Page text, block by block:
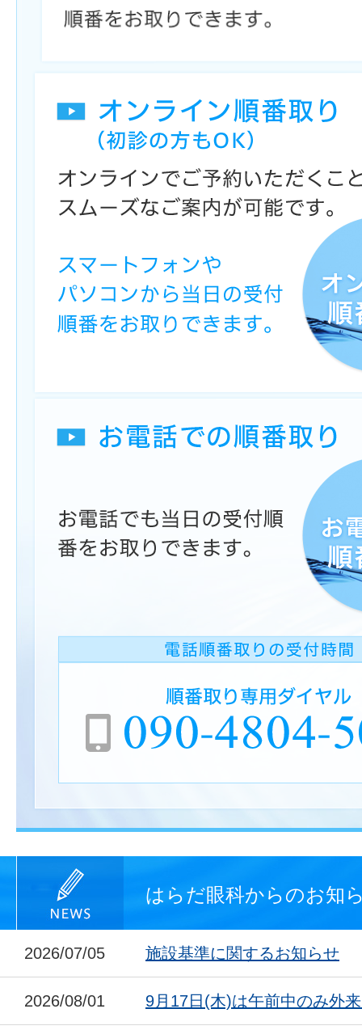
はらだ眼科からのお知
2026/07/05 施設基準に関するお知らせ
2026/08/01 9月17日(木)は午前中のみ外